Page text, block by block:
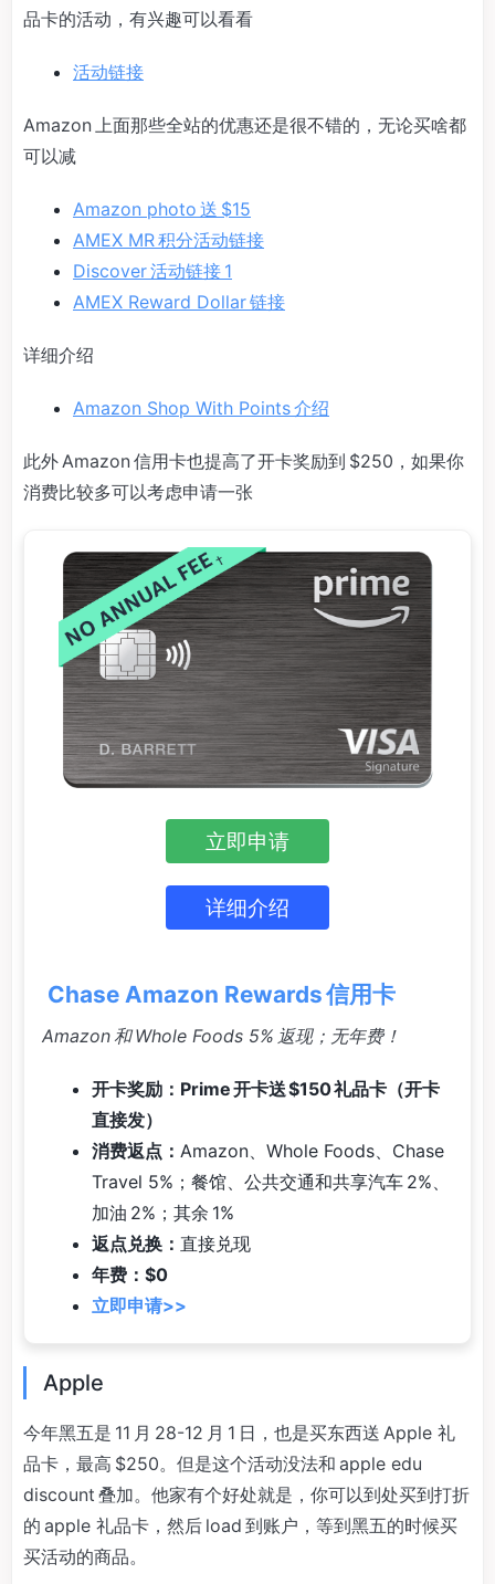
品卡的活动，有兴趣可以看看
活动链接
Amazon 上面那些全站的优惠还是很不错的，无论买啥都
可以减
Amazon photo 送 $15
AMEX MR 积分活动链接
Discover 活动链接 1
AMEX Reward Dollar 链接
详细介绍
Amazon Shop With Points 介绍
此外 Amazon 信用卡也提高了开卡奖励到 $250，如果你
消费比较多可以考虑申请一张
立即申请
详细介绍
Chase Amazon Rewards 信用卡
Amazon 和 Whole Foods 5% 返现；无年费！
开卡奖励：Prime 开卡送 $150 礼品卡（开卡
直接发）
消费返点： Amazon、Whole Foods、Chase
Travel 5%；餐馆、公共交通和共享汽车 2%、
加油 2%；其余 1%
返点兑换： 直接兑现
年费：$0
立即申请>>
Apple
今年黑五是 11 月 28-12 月 1 日，也是买东西送 Apple 礼
品卡，最高 $250。但是这个活动没法和 apple edu
discount 叠加。他家有个好处就是，你可以到处买到打折
的 apple 礼品卡，然后 load 到账户，等到黑五的时候买
买活动的商品。